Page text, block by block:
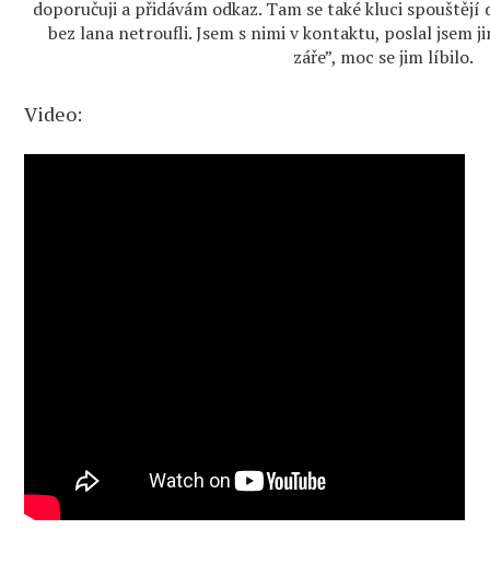
doporučuji a přidávám odkaz. Tam se také kluci
bez lana netroufli. Jsem s nimi v kontaktu, poslal jsem
záře”, moc se jim líbilo.
Video: